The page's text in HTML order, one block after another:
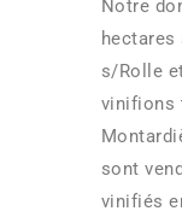
Notre
hectares
s/Rolle
vinifions
sont
vinifiés